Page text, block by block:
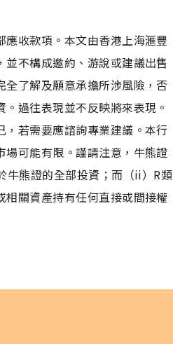
收款項。本文由香港上海滙豐
不構成邀約、游說或建議出售
了解及願意承擔所涉風險，否
過往表現並不反映將來表現。
若需要應諮詢專業建議。本行
可能有限。謹請注意，牛熊證
牛熊證的全部投資；而（ii）R類
關資產持有任何直接或間接權